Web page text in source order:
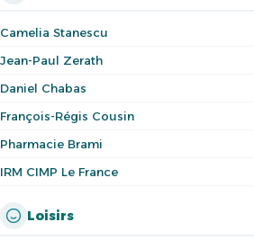
Camelia Stanescu
Jean-Paul Zerath
Daniel Chabas
François-Régis Cousin
Pharmacie Brami
IRM CIMP Le France
Loisirs